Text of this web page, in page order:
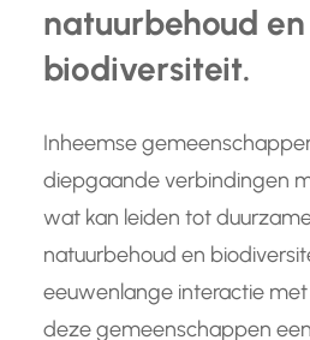
natuurbehoud en
biodiversiteit.
Inheemse
diepgaande verbindingen
wat kan leiden tot
natuurbehoud en
eeuwenlange interactie
deze gemeenschappen